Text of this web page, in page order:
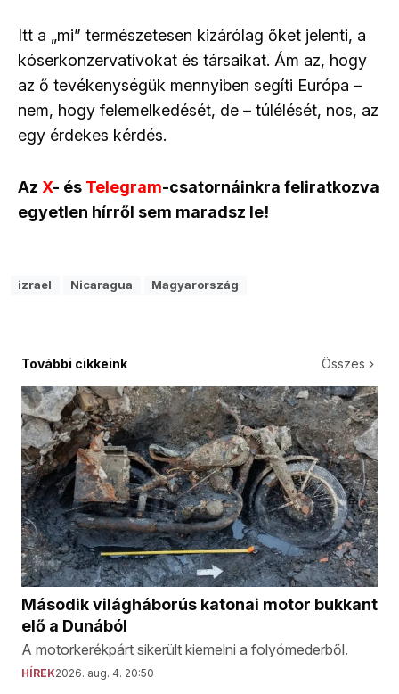
Itt a „mi” természetesen kizárólag őket jelenti, a
kóserkonzervatívokat és társaikat. Ám az, hogy
az ő tevékenységük mennyiben segíti Európa –
nem, hogy felemelkedését, de – túlélését, nos, az
egy érdekes kérdés.
Az X- és Telegram-csatornáinkra feliratkozva
egyetlen hírről sem maradsz le!
izrael Nicaragua Magyarország
További cikkeink Összes
Második világháborús katonai motor bukkant
elő a Dunából
A motorkerékpárt sikerült kiemelni a folyómederből.
HÍREK2026. aug. 4. 20:50